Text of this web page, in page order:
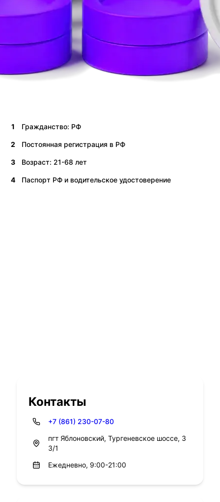
1 Гражданство: РФ
2 Постоянная регистрация в РФ
3 Возраст: 21-68 лет
4 Паспорт РФ и водительское удостоверение
Контакты
+7 (861) 230-07-80
пгт Яблоновский, Тургеневское шоссе, 3
3/1
Ежедневно, 9:00-21:00